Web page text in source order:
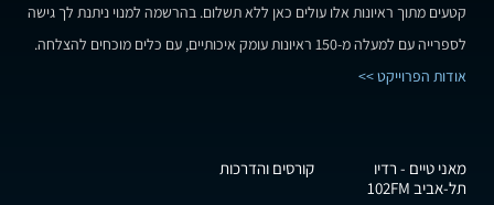
קטעים מתוך ראיונות אלו עולים כאן ללא תשלום. בהרשמה למנוי ניתנת לך גישה
לספרייה עם למעלה מ-150 ראיונות עומק איכותיים, עם כלים מוכחים להצלחה.
אודות הפרוייקט >>
מאני טיים - רדיו
תל-אביב 102FM
קורסים והדרכות